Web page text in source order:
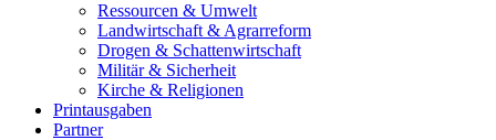
Ressourcen & Umwelt
Landwirtschaft & Agrarreform
Drogen & Schattenwirtschaft
Militär & Sicherheit
Kirche & Religionen
Printausgaben
Partner